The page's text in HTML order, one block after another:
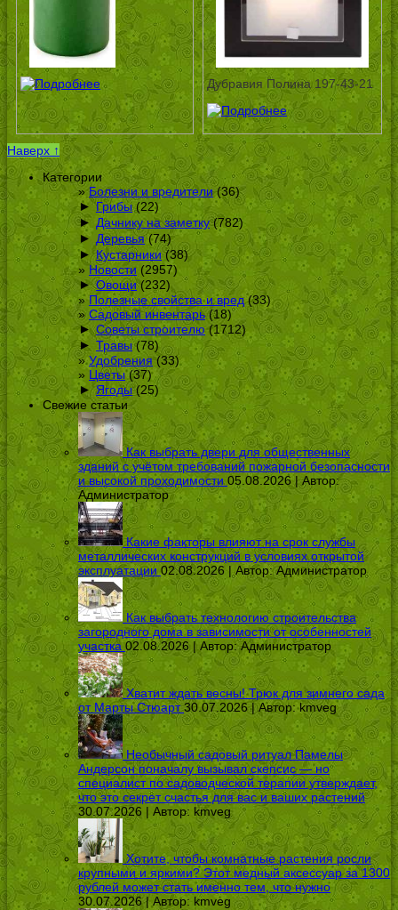
Дубравия Полина 197-43-21
Наверх ↑
Категории
Болезни и вредители(36)
► Грибы(22)
► Дачнику на заметку(782)
► Деревья(74)
► Кустарники(38)
Новости (2957)
► Овощи(232)
Полезные свойства и вред(33)
Садовый инвентарь(18)
► Советы строителю(1712)
► Травы(78)
Удобрения(33)
Цветы(37)
► Ягоды(25)
Свежие статьи
Как выбрать двери для общественных
зданий с учётом требований пожарной безопасности
и высокой проходимости 05.08.2026 | Автор:
Администратор
Какие факторы влияют на срок службы
металлических конструкций в условиях открытой
эксплуатации 02.08.2026 | Автор:Администратор
Как выбрать технологию строительства
загородного дома в зависимости от особенностей
участка 02.08.2026 | Автор:Администратор
Хватит ждать весны! Трюк для зимнего сада
от Марты Стюарт 30.07.2026 | Автор:kmveg
Необычный садовый ритуал Памелы
Андерсон поначалу вызывал скепсис — но
специалист по садоводческой терапии утверждает,
что это секрет счастья для вас и ваших растений
30.07.2026 | Автор: kmveg
Хотите, чтобы комнатные растения росли
крупными и яркими? Этот медный аксессуар за 1300
рублей может стать именно тем, что нужно
30.07.2026 | Автор: kmveg